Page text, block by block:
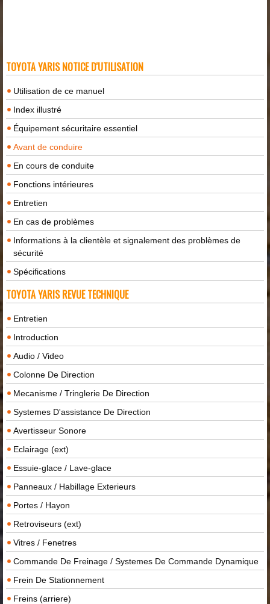
TOYOTA YARIS NOTICE D'UTILISATION
Utilisation de ce manuel
Index illustré
Équipement sécuritaire essentiel
Avant de conduire
En cours de conduite
Fonctions intérieures
Entretien
En cas de problèmes
Informations à la clientèle et signalement des problèmes de
sécurité
Spécifications
TOYOTA YARIS REVUE TECHNIQUE
Entretien
Introduction
Audio / Video
Colonne De Direction
Mecanisme / Tringlerie De Direction
Systemes D'assistance De Direction
Avertisseur Sonore
Eclairage (ext)
Essuie-glace / Lave-glace
Panneaux / Habillage Exterieurs
Portes / Hayon
Retroviseurs (ext)
Vitres / Fenetres
Commande De Freinage / Systemes De Commande Dynamique
Frein De Stationnement
Freins (arriere)